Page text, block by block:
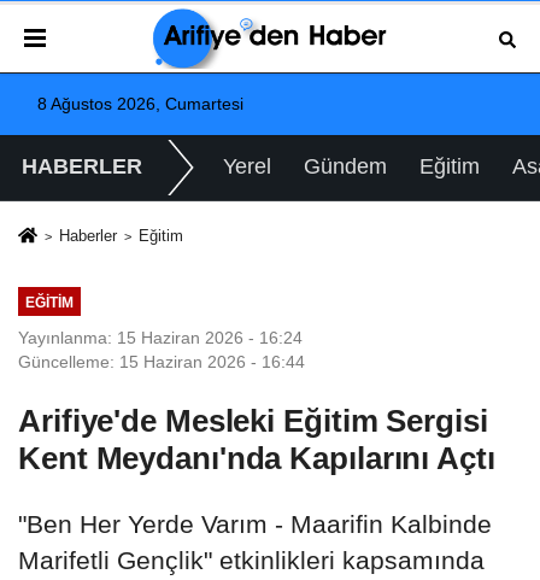
8 Ağustos 2026, Cumartesi
HABERLER Yerel Gündem Eğitim
Haberler Eğitim
EĞITIM
Yayınlanma: 15 Haziran 2026 - 16:24
Güncelleme: 15 Haziran 2026 - 16:44
Arifiye'de Mesleki Eğitim Sergisi
Kent Meydanı'nda Kapılarını Açtı
"Ben Her Yerde Varım - Maarifin Kalbinde
Marifetli Gençlik" etkinlikleri kapsamında